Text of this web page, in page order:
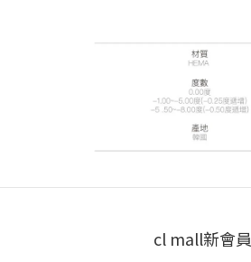
cl mall新會員